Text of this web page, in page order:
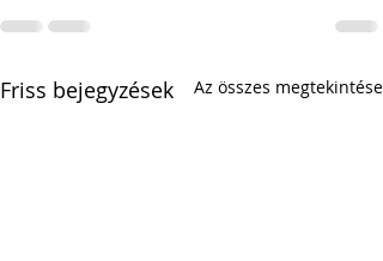
Friss bejegyzések Az összes megtekintése